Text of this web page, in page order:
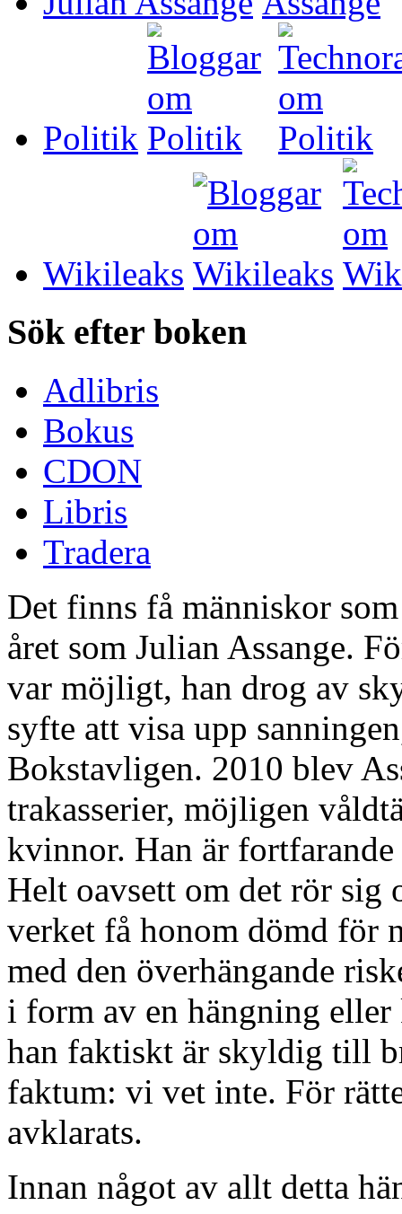
Politik
Wikileaks
Sök efter boken
Adlibris
Bokus
CDON
Libris
Tradera
Det finns få människor
året som Julian Assange.
var möjligt, han drog av
syfte att visa upp
Bokstavligen. 2010 blev
trakasserier, möjligen
kvinnor. Han är
Helt oavsett om det rör
verket få honom dömd för
med den överhängande
i form av en hängning
han faktiskt är skyldig till
faktum: vi vet inte. För
avklarats.
Innan något av allt detta